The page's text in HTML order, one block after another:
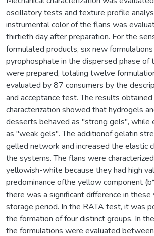
oscillatory tests and texture profile
instrumental color of the flans was
thirtieth day after preparation. For the
formulated products, six new
pyrophosphate in the dispersed phase of
were prepared, totaling twelve
evaluated by 87 consumers by the
and acceptance test. The results
characterization showed that hydrogels
desserts behaved as "strong gels", while
as "weak gels". The additionof gelatin
gelled network and increased the elastic
the systems. The flans were
yellowish-white because they had high
predominance ofthe yellow component
there was a significant difference in these
storage period. In the RATA test, it was
the formation of four distinct groups. In
the formulations were evaluated